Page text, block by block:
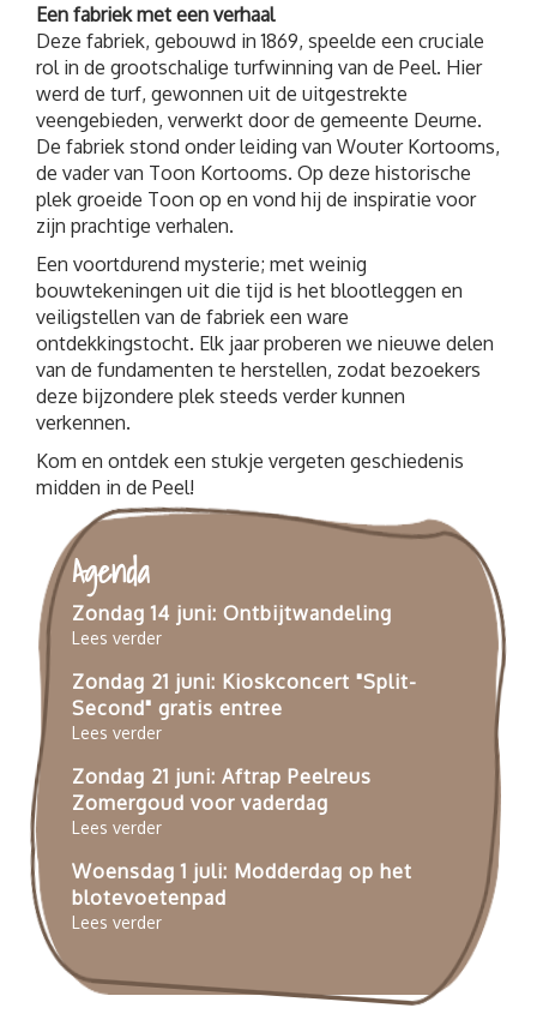
Een fabriek met een verhaal
Deze fabriek, gebouwd in 1869, speelde een cruciale
rol in de grootschalige turfwinning van de Peel. Hier
werd de turf, gewonnen uit de uitgestrekte
veengebieden, verwerkt door de gemeente Deurne.
De fabriek stond onder leiding van Wouter Kortooms,
de vader van Toon Kortooms. Op deze historische
plek groeide Toon op en vond hij de inspiratie voor
zijn prachtige verhalen.
Een voortdurend mysterie; met weinig
bouwtekeningen uit die tijd is het blootleggen en
veiligstellen van de fabriek een ware
ontdekkingstocht. Elk jaar proberen we nieuwe delen
van de fundamenten te herstellen, zodat bezoekers
deze bijzondere plek steeds verder kunnen
verkennen.
Kom en ontdek een stukje vergeten geschiedenis
midden in de Peel!
Agenda
Zondag 14 juni: Ontbijtwandeling
Lees verder
Zondag 21 juni: Kioskconcert "Split-
Second" gratis entree
Lees verder
Zondag 21 juni: Aftrap Peelreus
Zomergoud voor vaderdag
Lees verder
Woensdag 1 juli: Modderdag op het
blotevoetenpad
Lees verder